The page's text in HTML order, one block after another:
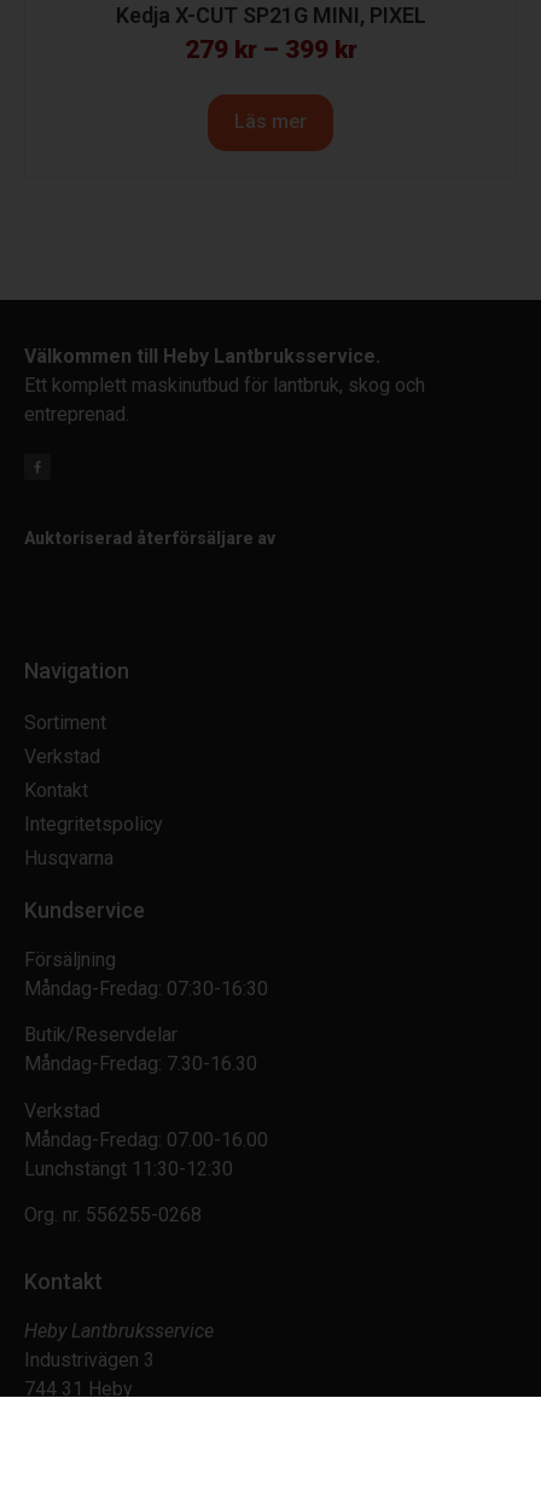
Kedja X-CUT SP21G MINI, PIXEL
279 kr– 399 kr
Läs mer
Välkommen till Heby Lantbruksservice.
Ett komplett maskinutbud för lantbruk, skog och
entreprenad.
Auktoriserad återförsäljare av
Navigation
Sortiment
Verkstad
Kontakt
Integritetspolicy
Husqvarna
Kundservice
Försäljning
Måndag-Fredag: 07:30-16:30
Butik/Reservdelar
Måndag-Fredag: 7.30-16.30
Verkstad
Måndag-Fredag: 07.00-16.00
Lunchstängt 11:30-12:30
Org. nr. 556255-0268
Kontakt
Heby Lantbruksservice
Industrivägen 3
744 31 Heby